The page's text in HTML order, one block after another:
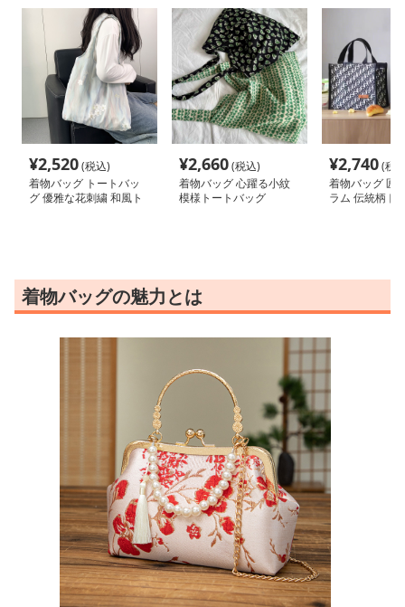
¥2,520(税込)
着物バッグ トートバッ
グ 優雅な花刺繍 和風ト
¥2,660(税込)
着物バッグ 心躍る小紋
模様トートバッグ
¥2,740(税
着物バッグ 匠
ラム 伝統柄ト
着物バッグの魅力とは